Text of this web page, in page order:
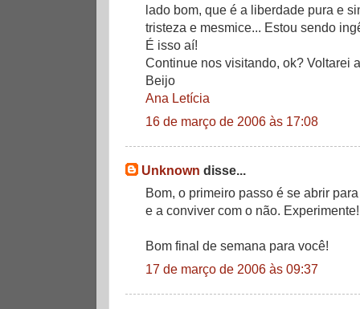
lado bom, que é a liberdade pura e
tristeza e mesmice... Estou sendo
É isso aí!
Continue nos visitando, ok? Voltarei
Beijo
Ana Letícia
16 de março de 2006 às 17:08
Unknown disse...
Bom, o primeiro passo é se abrir
e a conviver com o não. Experimente!
Bom final de semana para você!
17 de março de 2006 às 09:37